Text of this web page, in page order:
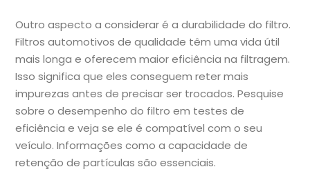
Outro aspecto a considerar é a durabilidade do filtro.
Filtros automotivos de qualidade têm uma vida útil
mais longa e oferecem maior eficiência na filtragem.
Isso significa que eles conseguem reter mais
impurezas antes de precisar ser trocados. Pesquise
sobre o desempenho do filtro em testes de
eficiência e veja se ele é compatível com o seu
veículo. Informações como a capacidade de
retenção de partículas são essenciais.